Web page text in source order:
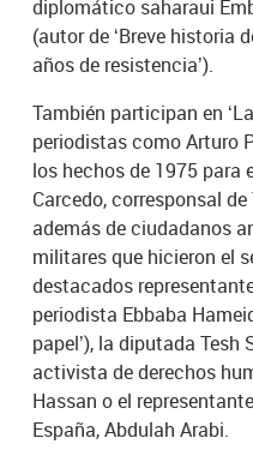
diplomático saharaui
(autor de ‘Breve historia
años de resistencia’).
También participan en
periodistas como Arturo
los hechos de 1975 para
Carcedo, corresponsal
además de ciudadanos
militares que hicieron el
destacados
periodista Ebbaba
papel’), la diputada Tesh
activista de derechos
Hassan o el
España, Abdulah Arabi.